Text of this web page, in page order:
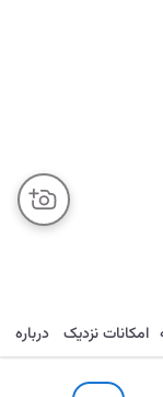
تماس
امکانات نزدیک درباره